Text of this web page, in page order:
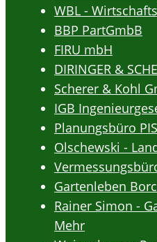
WBL -
BBP PartGmbB
FIRU mbH
DIRINGER &
Scherer & Kohl
IGB
Planungsbüro
Olschewski -
Gartenleben
Rainer Simon -
Mehr